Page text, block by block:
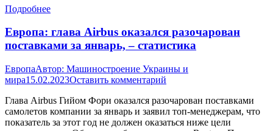
Подробнее
Европа: глава Airbus оказался разочарован
поставками за январь, – статистика
ЕвропаАвтор: Машиностроение Украины и
мира15.02.2023Оставить комментарий
Глава Airbus Гийом Фори оказался разочарован поставками
самолетов компании за январь и заявил топ-менеджерам, что
показатель за этот год не должен оказаться ниже цели